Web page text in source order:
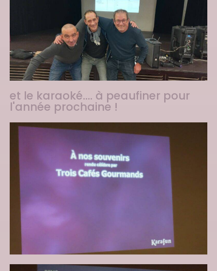
et le karaoké.... à peaufiner pour
l'année prochaine !